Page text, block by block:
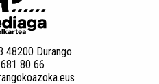
48200 Durango
80 66